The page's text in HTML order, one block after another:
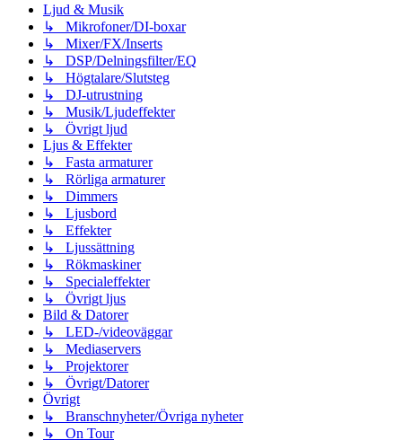
Ljud & Musik
↳ Mikrofoner/DI-boxar
↳ Mixer/FX/Inserts
↳ DSP/Delningsfilter/EQ
↳ Högtalare/Slutsteg
↳ DJ-utrustning
↳ Musik/Ljudeffekter
↳ Övrigt ljud
Ljus & Effekter
↳ Fasta armaturer
↳ Rörliga armaturer
↳ Dimmers
↳ Ljusbord
↳ Effekter
↳ Ljussättning
↳ Rökmaskiner
↳ Specialeffekter
↳ Övrigt ljus
Bild & Datorer
↳ LED-/videoväggar
↳ Mediaservers
↳ Projektorer
↳ Övrigt/Datorer
Övrigt
↳ Branschnyheter/Övriga nyheter
↳ On Tour